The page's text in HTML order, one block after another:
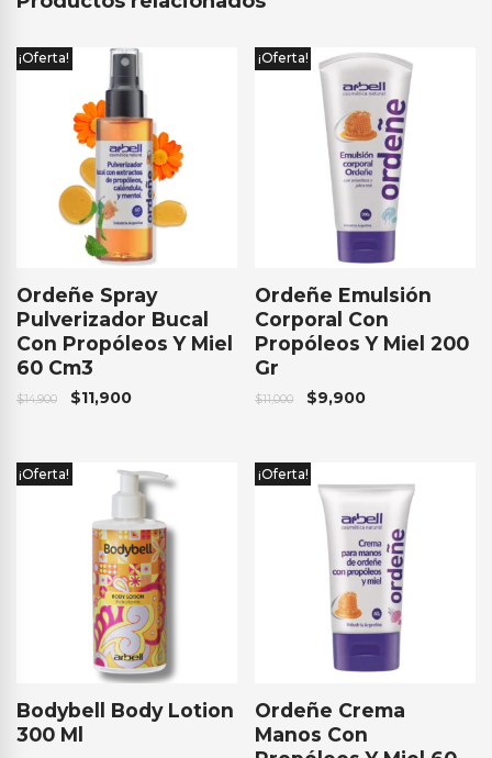
¡Oferta!
Ordeñe Spray
Pulverizador Bucal
Con Propóleos Y Miel
60 Cm3
$14,900 $11,900
¡Oferta!
Ordeñe Emulsión
Corporal Con
Propóleos Y Miel 200
Gr
$11,000 $9,900
¡Oferta!
Bodybell Body Lotion
300 Ml
¡Oferta!
Ordeñe Crema
Manos Con